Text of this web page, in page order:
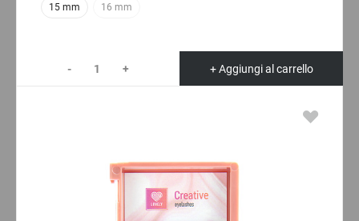
15 mm 16 mm
- + + Aggiungi al carrello